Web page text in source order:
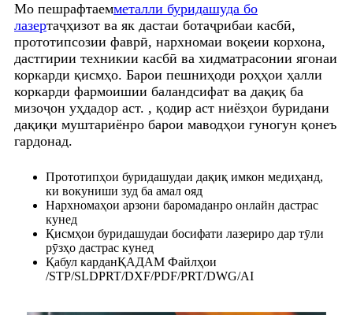
Мо пешрафтаемметалли буридашуда бо
лазертаҷҳизот ва як дастаи ботаҷрибаи касбӣ,
прототипсозии фаврӣ, нархномаи воқеии корхона,
дастгирии техникии касбӣ ва хидматрасонии ягонаи
коркарди қисмҳо. Барои пешниҳоди роҳҳои ҳалли
коркарди фармоишии баландсифат ва дақиқ ба
мизоҷон уҳдадор аст. , қодир аст ниёзҳои буридани
дақиқи муштариёнро барои маводҳои гуногун қонеъ
гардонад.
Прототипҳои буридашудаи дақиқ имкон медиҳанд,
ки вокуниши зуд ба амал ояд
Нархномаҳои арзони баромаданро онлайн дастрас
кунед
Қисмҳои буридашудаи босифати лазериро дар тӯли
рӯзҳо дастрас кунед
Қабул карданҚАДАМ Файлҳои
/STP/SLDPRT/DXF/PDF/PRT/DWG/AI